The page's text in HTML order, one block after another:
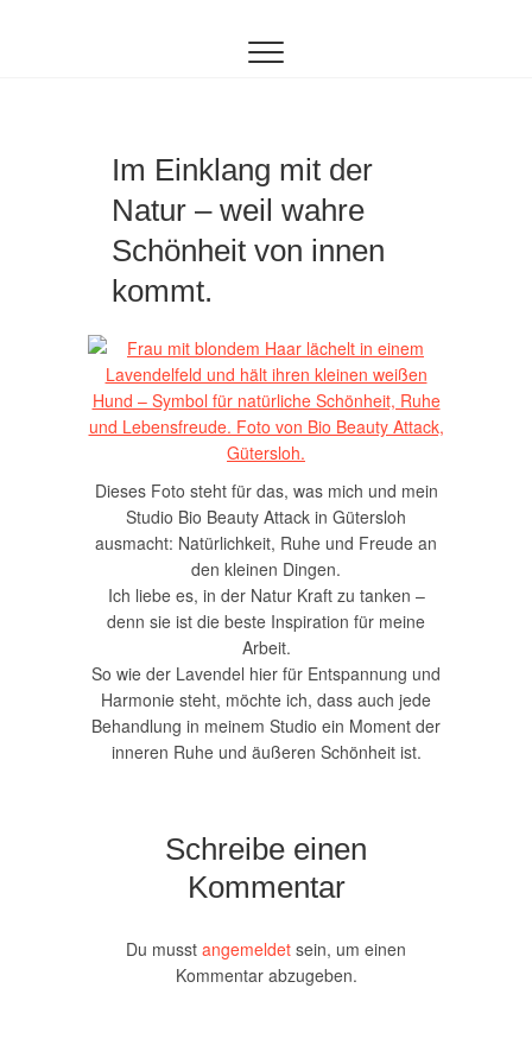
Im Einklang mit der
Natur – weil wahre
Schönheit von innen
kommt.
Dieses Foto steht für das, was mich und mein
Studio Bio Beauty Attack in Gütersloh
ausmacht: Natürlichkeit, Ruhe und Freude an
den kleinen Dingen.
Ich liebe es, in der Natur Kraft zu tanken –
denn sie ist die beste Inspiration für meine
Arbeit.
So wie der Lavendel hier für Entspannung und
Harmonie steht, möchte ich, dass auch jede
Behandlung in meinem Studio ein Moment der
inneren Ruhe und äußeren Schönheit ist.
Schreibe einen
Kommentar
Du musst angemeldet sein, um einen
Kommentar abzugeben.